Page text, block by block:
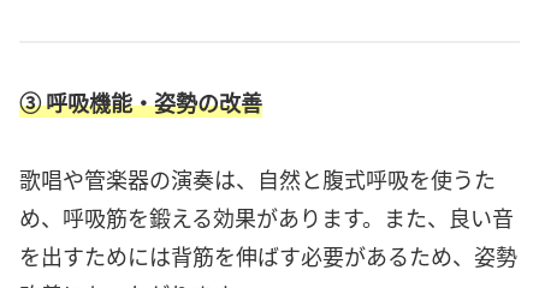
③ 呼吸機能・姿勢の改善
歌唱や管楽器の演奏は、自然と腹式呼吸を使うた
め、呼吸筋を鍛える効果があります。また、良い音
を出すためには背筋を伸ばす必要があるため、姿勢